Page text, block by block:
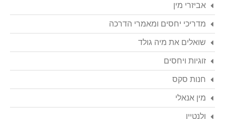
אביזרי מין
מדריכי יחסים ומאמרי הדרכה
שואלים את מיה גולד
זוגיות ויחסים
חנות סקס
מין אנאלי
ולנטיין